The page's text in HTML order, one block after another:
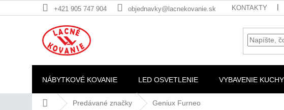
na
+421 905 747 904 objednavky@lacnekovanie.sk KONTAKTY
NÁBYTKOVÉ KOVANIE LED OSVETLENIE VYBAVENIE
DomovPredávané značky Geniux Furneo